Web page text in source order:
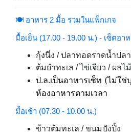
🍽 อาหาร 2 มื้อ รวมในแพ็กเกจ
มื้อเย็น (17.00 - 19.00 น.) - เซ็ตอา
กุ้งนึ่ง / ปลาทอดราดน้ำปลา
ต้มยำทะเล / ไข่เจียว / ผลไ
ป.ล.เป็นอาหารเซ็ท (ไม่ใช่
ห้องอาหารตามเวลา
มื้อเช้า (07.30 - 10.00 น.)
ข้าวต้มทะเล / ขนมปังปิ้ง